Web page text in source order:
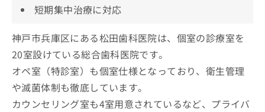
短期集中治療に対応
神戸市兵庫区にある松田歯科医院は、個室の診療室を
20室設けている総合歯科医院です。
オペ室（特診室）も個室仕様となっており、衛生管理
や滅菌体制も徹底しています。
カウンセリング室も4室用意されているなど、プライバ